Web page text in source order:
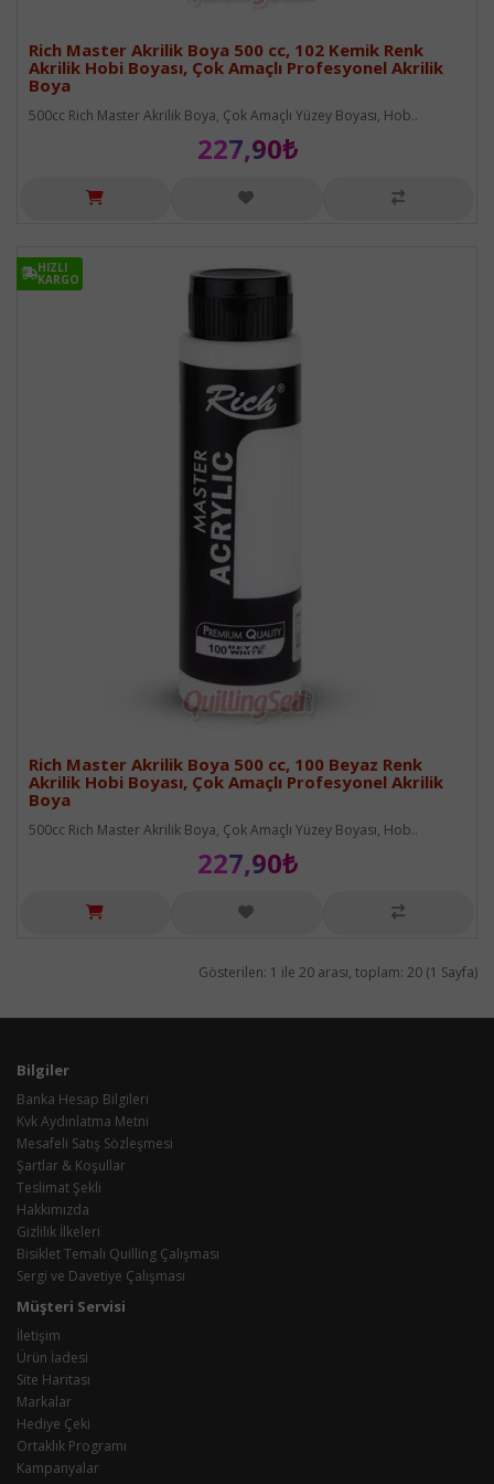
Rich Master Akrilik Boya 500 cc, 102 Kemik Renk
Akrilik Hobi Boyası, Çok Amaçlı Profesyonel Akrilik
Boya
500cc Rich Master Akrilik Boya, Çok Amaçlı Yüzey Boyası, Hob..
227,90₺
HIZLI
KARGO
HIZLI
KARGO
Rich Master Akrilik Boya 500 cc, 100 Beyaz Renk
Akrilik Hobi Boyası, Çok Amaçlı Profesyonel Akrilik
Boya
500cc Rich Master Akrilik Boya, Çok Amaçlı Yüzey Boyası, Hob..
227,90₺
Gösterilen: 1 ile 20 arası, toplam: 20 (1 Sayfa)
Bilgiler
Banka Hesap Bilgileri
Kvk Aydınlatma Metni
Mesafeli Satış Sözleşmesi
Şartlar & Koşullar
Teslimat Şekli
Hakkımızda
Gizlilik İlkeleri
Bisiklet Temalı Quilling Çalışması
Sergi ve Davetiye Çalışması
Müşteri Servisi
İletişim
Ürün İadesi
Site Haritası
Markalar
Hediye Çeki
Ortaklık Programı
Kampanyalar